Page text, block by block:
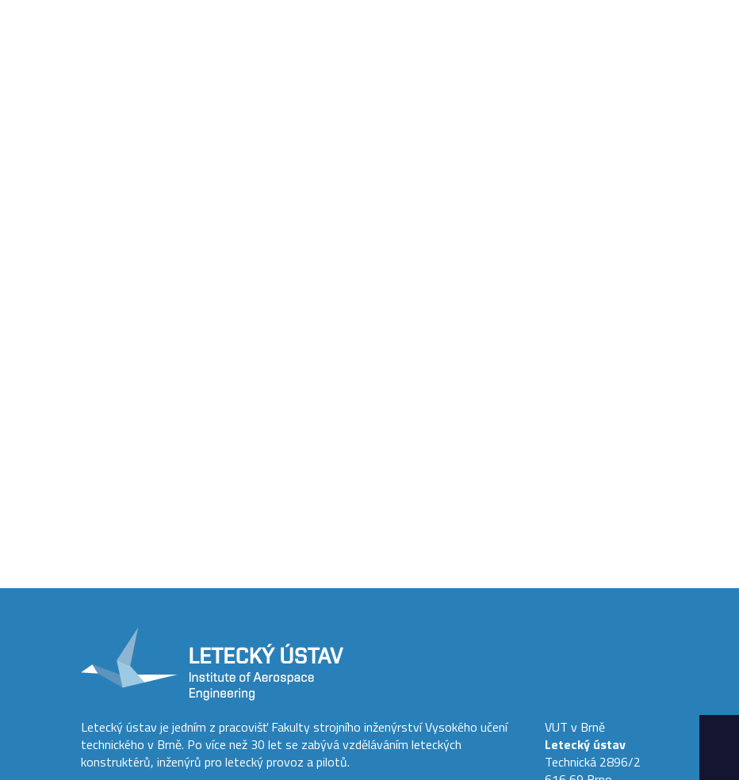
Letecký ústav je jedním z pracovišť Fakulty strojního inženýrství Vysokého učení
technického v Brně. Po více než 30 let se zabývá vzděláváním leteckých
konstruktérů, inženýrů pro letecký provoz a pilotů.
VUT v Brně
Letecký ústav
Technická 2896/2